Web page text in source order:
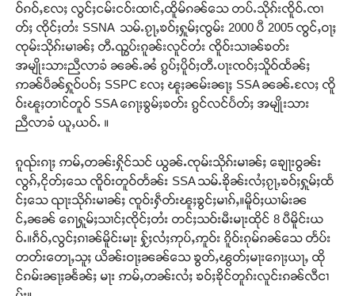
ဝ်ၵဝ်ႇလႄႈ လွင်ႈငမ်းငဝ်းထၢင်ႇထိူမ်ၵၼ်သေ တပ်ႉသိုၵ်းၸိူဝ်ႉၸၢ
တ်ႈ ၸိုင်ႈတႆး SSNA သမ်ႉၵႂႃႇၶဝ်ႈႁူမ်ႈၸွမ်း 2000 ပီ 2005 ၸွင်ႇဝႃႈ
ၸုမ်းသိုၵ်းမၢၼ်ႈ တီႉၺွပ်းၵူၼ်းလူင်တႆး ၸိူဝ်းသၢၼ်ၶတ်း
အမျိုးသားညီလာခံ ၼၼ်ႉၼႆ ၵွပ်ႈပိူဝ်ႈတီႉပႃးၸဝ်ႈသိူဝ်ထႅၼ်ႈ
ဢၼ်ပဵၼ်ႁူဝ်ပဝ်ႈ SSPC လႄႈ ၽူႈၼမ်းၼႃႈ SSA ၼၼ်ႉလႄႈ ၸိူ
ဝ်းၽူႈတၢင်တူဝ် SSA ၵေႃႈၶွမ်ႈၶတ်း ၵွင်လင်ပႅတ်ႈ အမျိုးသား
ညီလာခံ ယူႇယဝ်ႉ ။
ၵူၺ်းၵႃႈ ဢမ်ႇတၼ်းႁိုင်သင် ယွၼ်ႉၸုမ်းသိုၵ်းမၢၼ်ႈ ၶျေႃးဝွၼ်း
လွၵ်ႇငိုတ်ႈသေ ၸိူဝ်းတူဝ်တႅၼ်း SSA သမ်ႉၶိုၼ်းလႆႈၵႂႃႇၶဝ်ႈႁူမ်ႈထႅ
င်ႈသေ ၺႃးသိုၵ်းမၢၼ်ႈ ၸူဝ်းႁဵတ်းၽူႈၶွင်ႈမၢၵ်ႇ။မိူဝ်ႈယၢမ်းၼ
င်ႇၼၼ် ၵေႃႁူမ်ႈသၢင်ႈၸိုင်ႈတႆး တင်ႈသဝ်းမီးမႃးထိုင် 8 ပီမိူင်းယ
ဝ်ႉ။ၵဵဝ်ႇလွင်ႈၵၢၼ်မိူင်းမႃး ႁႂ်ႈလႆႈဢုပ်ႇဢူဝ်း ၵိူဝ်းၵုမ်ၵၼ်သေ တႅပ်း
တတ်းတေႃႇသူႈ ယိၼ်းဝႃႈၼၼ်သေ ၶွတ်ႇၽွတ်ႈမႃးၵေႃႈယႃႇ ထို
င်ၵမ်းၼႃႈၼႅၼ်ႈ မႃး ဢမ်ႇတၼ်းလႆႈ ၶဝ်ႈၶိုင်တူၵ်းလူင်းၵၼ်လီငၢ